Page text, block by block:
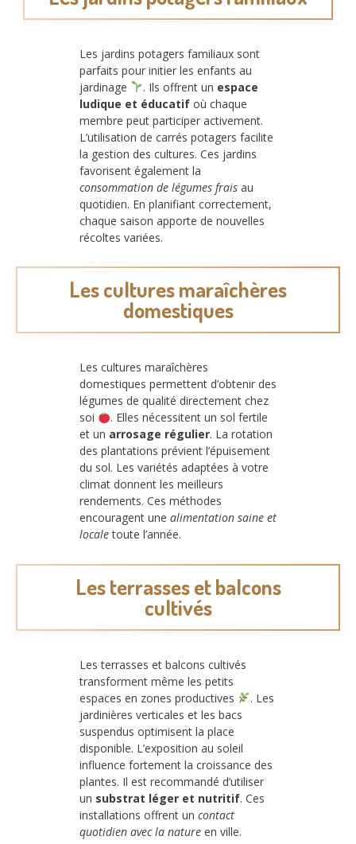
Les jardins potagers familiaux sont
parfaits pour initier les enfants au
jardinage
. Ils offrent un espace
ludique et éducatif où chaque
membre peut participer activement.
L’utilisation de carrés potagers facilite
la gestion des cultures. Ces jardins
favorisent également la
consommation de légumes frais au
quotidien. En planifiant correctement,
chaque saison apporte de nouvelles
récoltes variées.
Les cultures maraîchères
domestiques
Les cultures maraîchères
domestiques permettent d’obtenir des
légumes de qualité directement chez
soi
. Elles nécessitent un sol fertile
et un arrosage régulier. La rotation
des plantations prévient l’épuisement
du sol. Les variétés adaptées à votre
climat donnent les meilleurs
rendements. Ces méthodes
encouragent une alimentation saine et
localetoute l’année.
Les terrasses et balcons
cultivés
Les terrasses et balcons cultivés
transforment même les petits
espaces en zones productives
. Les
jardinières verticales et les bacs
suspendus optimisent la place
disponible. L’exposition au soleil
influence fortement la croissance des
plantes. Il est recommandé d’utiliser
un substrat léger et nutritif. Ces
installations offrent un contact
quotidien avec la nature en ville.